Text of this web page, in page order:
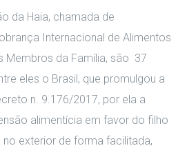
da Haia, chamada de
Internacional de Alimentos
Membros da Família, são 37
eles o Brasil, que promulgou a
n. 9.176/2017, por ela a
alimentícia em favor do filho
exterior de forma facilitada,